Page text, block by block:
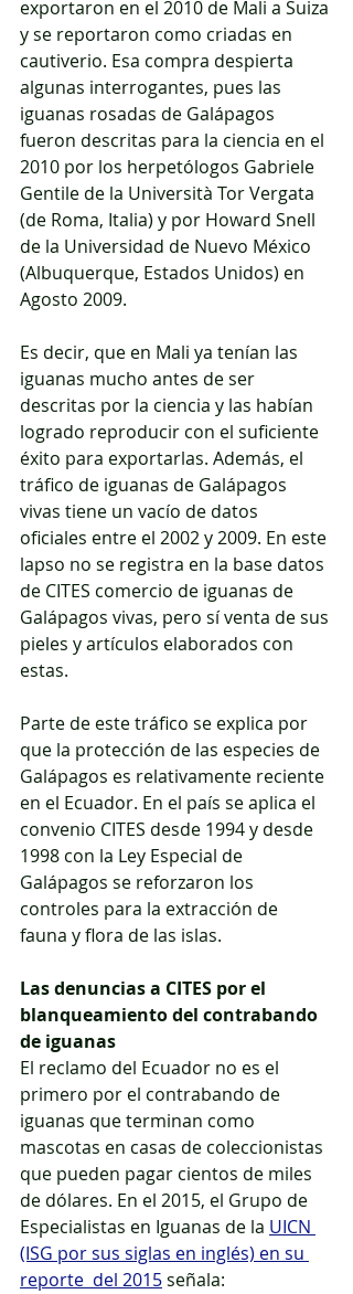
exportaron en el 2010 de Mali a Suiza
y se reportaron como criadas en
cautiverio. Esa compra despierta
algunas interrogantes, pues las
iguanas rosadas de Galápagos
fueron descritas para la ciencia en el
2010 por los herpetólogos Gabriele
Gentile de la Università Tor Vergata
(de Roma, Italia) y por Howard Snell
de la Universidad de Nuevo México
(Albuquerque, Estados Unidos) en
Agosto 2009.
Es decir, que en Mali ya tenían las
iguanas mucho antes de ser
descritas por la ciencia y las habían
logrado reproducir con el suficiente
éxito para exportarlas. Además, el
tráfico de iguanas de Galápagos
vivas tiene un vacío de datos
oficiales entre el 2002 y 2009. En este
lapso no se registra en la base datos
de CITES comercio de iguanas de
Galápagos vivas, pero sí venta de sus
pieles y artículos elaborados con
estas.
Parte de este tráfico se explica por
que la protección de las especies de
Galápagos es relativamente reciente
en el Ecuador. En el país se aplica el
convenio CITES desde 1994 y desde
1998 con la Ley Especial de
Galápagos se reforzaron los
controles para la extracción de
fauna y flora de las islas.
Las denuncias a CITES por el
blanqueamiento del contrabando
de iguanas
El reclamo del Ecuador no es el
primero por el contrabando de
iguanas que terminan como
mascotas en casas de coleccionistas
que pueden pagar cientos de miles
de dólares. En el 2015, el Grupo de
Especialistas en Iguanas de la UICN
(ISG por sus siglas en inglés) en su
reporte  del 2015 señala: